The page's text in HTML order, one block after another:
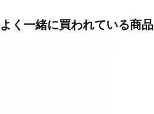
よく一緒に買われている商品